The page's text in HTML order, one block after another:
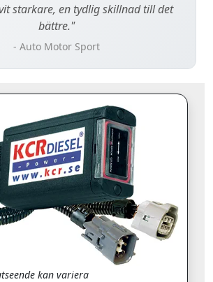
starkare, en tydlig skillnad till det
bättre."
- Auto Motor Sport
kan variera